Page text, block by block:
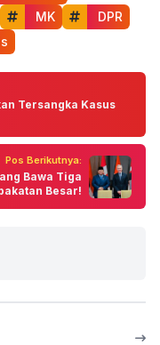
MK
DPR
Tersangka Kasus
Pos Berikutnya:
Bawa Tiga
Besar!